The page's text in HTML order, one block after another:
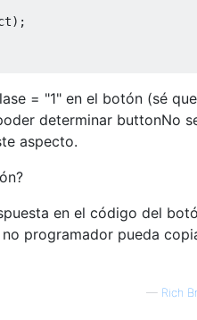
);
= "1" en el botón (sé
determinar buttonNo
aspecto.
en el código del
programador pueda
— Rich